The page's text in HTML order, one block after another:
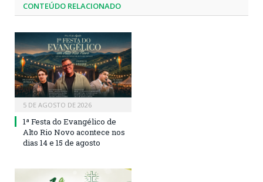
CONTEÚDO RELACIONADO
5 DE AGOSTO DE 2026
1ª Festa do Evangélico de
Alto Rio Novo acontece nos
dias 14 e 15 de agosto